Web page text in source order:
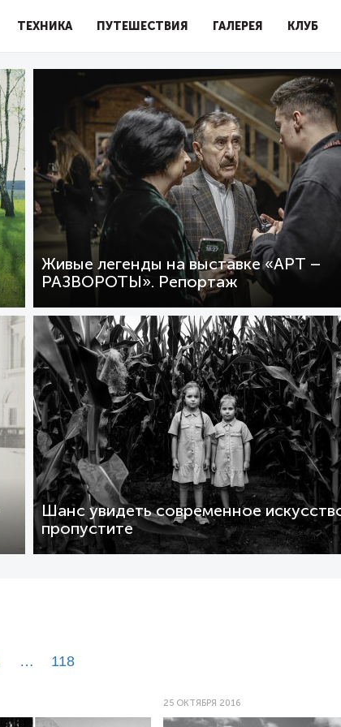
ТЕХНИКА ПУТЕШЕСТВИЯ ГАЛЕРЕЯ КЛУБ
Живые легенды на выставке «АРТ –
РАЗВОРОТЫ». Репортаж
Шанс увидеть современное
пропустите
… 118
25 ОКТЯБРЯ 2016